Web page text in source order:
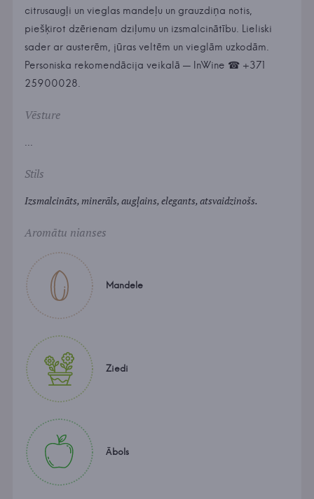
citrusaugļi un vieglas mandeļu un grauzdiņa notis,
piešķirot dzērienam dziļumu un izsmalcinātību. Lieliski
sader ar austerēm, jūras veltēm un vieglām uzkodām.
Personiska rekomendācija veikalā — InWine ☎ +371
25900028.
Vēsture
...
Stils
Izsmalcināts, minerāls, augļains, elegants, atsvaidzinošs.
Aromātu nianses
Mandele
Ziedi
Ābols